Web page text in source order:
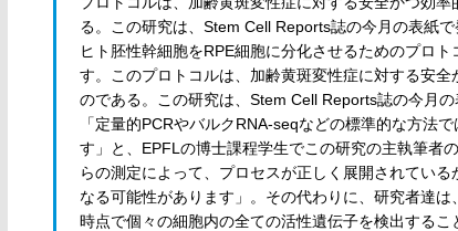
る。この研究は、Stem Cell Reports誌の今月の表紙で
ヒト胚性幹細胞をRPE細胞に分化させるためのプロ
す。このプロトコルは、加齢黄斑変性症に対する安
のである。この研究は、Stem Cell Reports誌の今月の
「定量的PCRやバルクRNA-seqなどの標準的な方法
す」と、EPFLの博士課程学生でこの研究の主執筆者
らの測定によって、プロセスが正しく展開されてい
なる可能性があります」。その代わりに、研究者達
時点で個々の細胞内の全ての活性遺伝子を検出するこ